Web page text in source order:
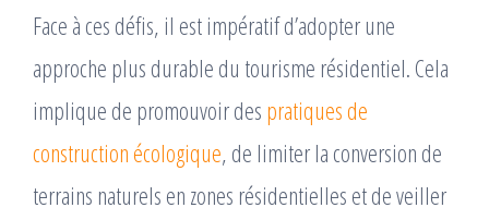
Face à ces défis, il est impératif d’adopter une
approche plus durable du tourisme résidentiel. Cela
implique de promouvoir des pratiques de
construction écologique, de limiter la conversion de
terrains naturels en zones résidentielles et de veiller